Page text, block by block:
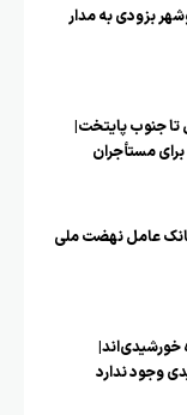
بزودی به مدار
شمال تا جنوب پایتخت|
مستأجران
بانک مرکزی از اختلال ۳ بانک عامل نهضت ملی
خورشیدی‌اند|
وجود ندارد